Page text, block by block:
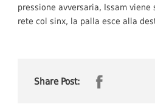
pressione avversaria, Issam
rete col sinx, la palla esce alla
Share Post: